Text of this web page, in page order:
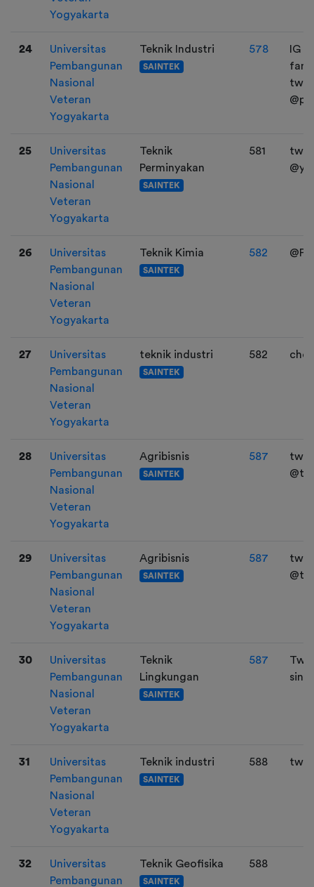
Yogyakarta
24
Universitas
Pembangunan
Nasional
Veteran
Yogyakarta
Teknik Industri
SAINTEK
578
IG :
twt :
25
Universitas
Pembangunan
Nasional
Veteran
Yogyakarta
Teknik
Perminyakan
SAINTEK
581
26
Universitas
Pembangunan
Nasional
Veteran
Yogyakarta
Teknik Kimia
SAINTEK
582
27
Universitas
Pembangunan
Nasional
Veteran
Yogyakarta
teknik industri
SAINTEK
582
28
Universitas
Pembangunan
Nasional
Veteran
Yogyakarta
Agribisnis
SAINTEK
587
29
Universitas
Pembangunan
Nasional
Veteran
Yogyakarta
Agribisnis
SAINTEK
587
30
Universitas
Pembangunan
Nasional
Veteran
Yogyakarta
Teknik
Lingkungan
SAINTEK
587
Twt:
31
Universitas
Pembangunan
Nasional
Veteran
Yogyakarta
Teknik industri
SAINTEK
588 twit
32
Universitas
Pembangunan
Teknik Geofisika
SAINTEK
588